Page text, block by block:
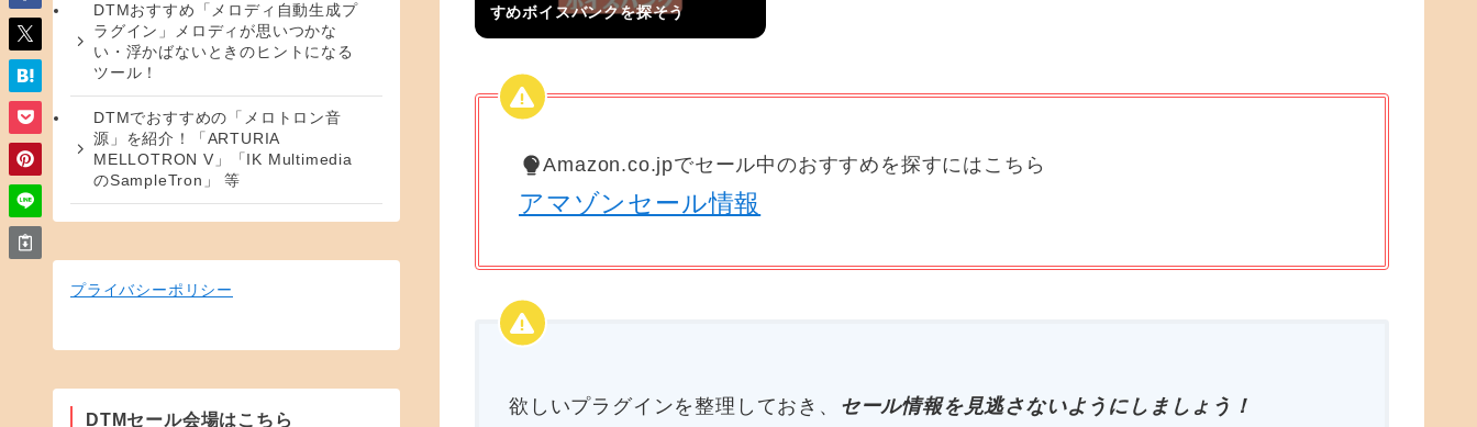
すめボイスバンクを探そう
Amazon.co.jpでセール中のおすすめを探すにはこちら
アマゾンセール情報
欲しいプラグインを整理しておき、
セール情報を見逃さないようにしましょう！
DTMおすすめ「メロディ自動生成プ
ラグイン」メロディが思いつかな
い・浮かばないときのヒントになる
ツール！
DTMでおすすめの「メロトロン音
源」を紹介！「ARTURIA
MELLOTRON V」「IK Multimedia
のSampleTron」 等
プライバシーポリシー
DTMセール会場はこちら